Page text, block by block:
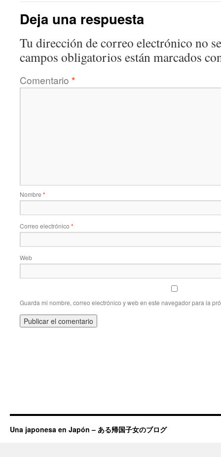
Deja una respuesta
Tu dirección de correo electrónico no
campos obligatorios están marcados
Comentario *
Nombre *
Correo electrónico *
Web
Guarda mi nombre, correo electrónico y web en este navegador para la
Una japonesa en Japón – ある帰国子女のブログ